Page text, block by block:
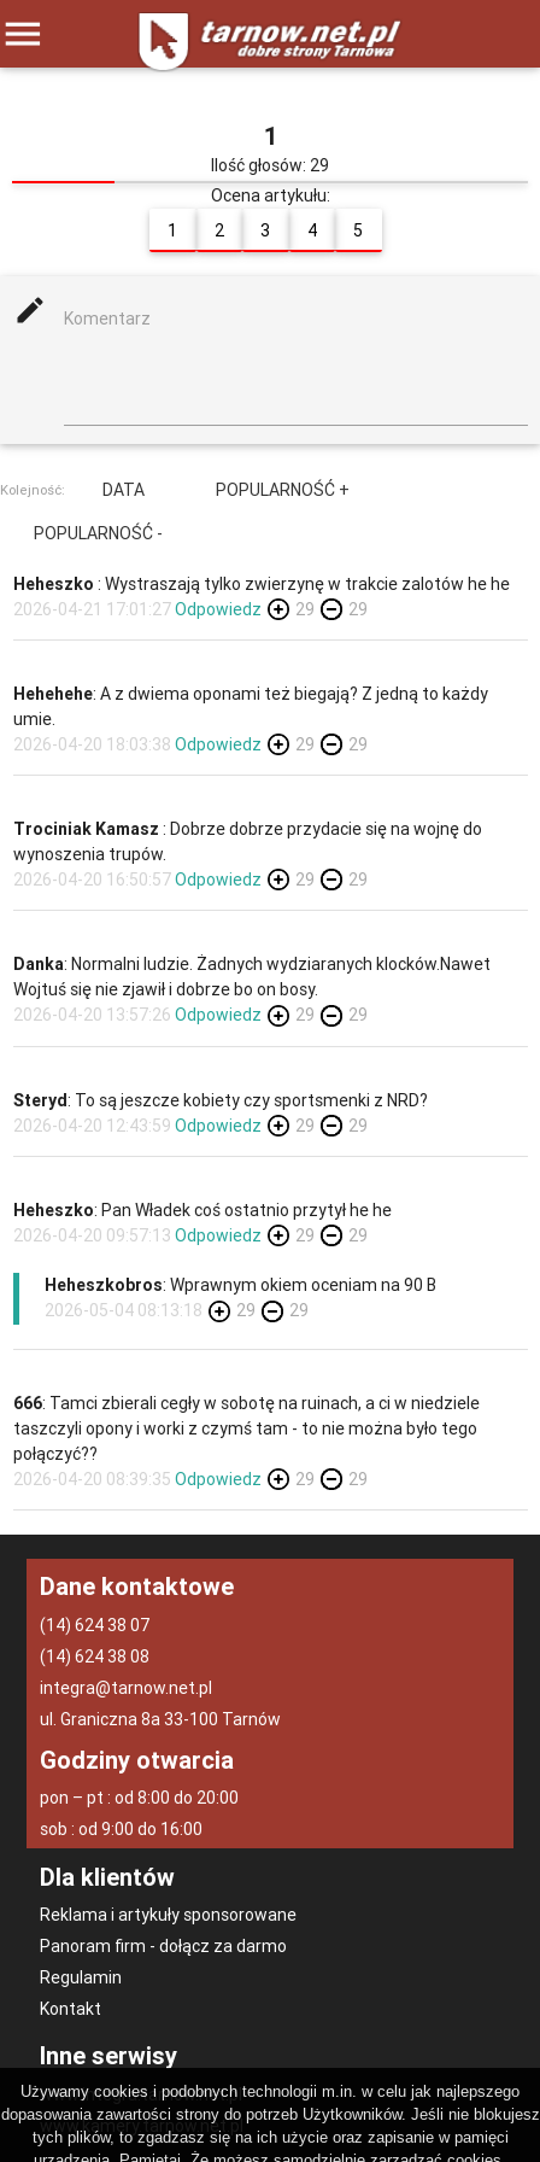
menu
1
Ilość głosów: 29
Ocena artykułu:
1
2 3 4 5
mode_edit Komentarz
Kolejność: DATA
POPULARNOŚĆ +
POPULARNOŚĆ -
Heheszko : Wystraszają tylko zwierzynę w trakcie zalotów he he
2026-04-21 17:01:27Odpowiedz 29 29
Hehehehe: A z dwiema oponami też biegają? Z jedną to każdy
umie.
2026-04-20 18:03:38 Odpowiedz 29 29
Trociniak Kamasz : Dobrze dobrze przydacie się na wojnę do
wynoszenia trupów.
2026-04-20 16:50:57Odpowiedz 29 29
Danka: Normalni ludzie. Żadnych wydziaranych klocków.Nawet
Wojtuś się nie zjawił i dobrze bo on bosy.
2026-04-20 13:57:26 Odpowiedz 29 29
Steryd: To są jeszcze kobiety czy sportsmenki z NRD?
2026-04-20 12:43:59 Odpowiedz 29 29
Heheszko: Pan Władek coś ostatnio przytył he he
2026-04-20 09:57:13 Odpowiedz 29 29
Heheszkobros: Wprawnym okiem oceniam na 90 B
2026-05-04 08:13:18
29 29
666: Tamci zbierali cegły w sobotę na ruinach, a ci w niedziele
taszczyli opony i worki z czymś tam - to nie można było tego
połączyć??
2026-04-20 08:39:35 Odpowiedz 29 29
Dane kontaktowe
(14) 624 38 07
(14) 624 38 08
integra@tarnow.net.pl
ul. Graniczna 8a 33-100 Tarnów
Godziny otwarcia
pon – pt : od 8:00 do 20:00
sob : od 9:00 do 16:00
Dla klientów
Reklama i artykuły sponsorowane
Panoram firm - dołącz za darmo
Regulamin
Kontakt
Inne serwisy
www.integra.tarnow.net.pl
www.kamery.tarnow.net.pl
Używamy cookies i podobnych technologii m.in. w celu jak najlepszego
dopasowania zawartości strony do potrzeb Użytkowników. Jeśli nie blokujesz
tych plików, to zgadzasz się na ich użycie oraz zapisanie w pamięci